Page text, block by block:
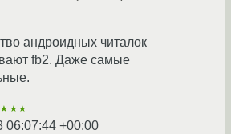
андроидных читалок
fb2. Даже самые
06:07:44 +00:00